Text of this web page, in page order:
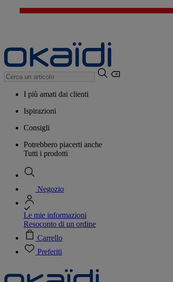
I più amati dai clienti
Ispirazioni
Consigli
Potrebbero piacerti anche
Tutti i prodotti
Negozio
Le mie informazioni
Resoconto di un ordine
Carrello
Preferiti